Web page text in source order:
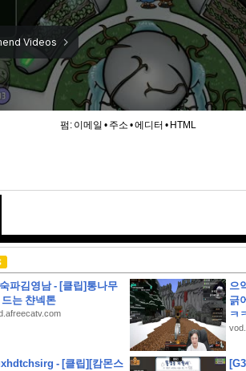
펌: 이메일 • 주소 •에디터 • HTML
파김영남 - [클립]통나무
드는 챤넥톤
으
긁
ㅋ
- [클립][캄몬스